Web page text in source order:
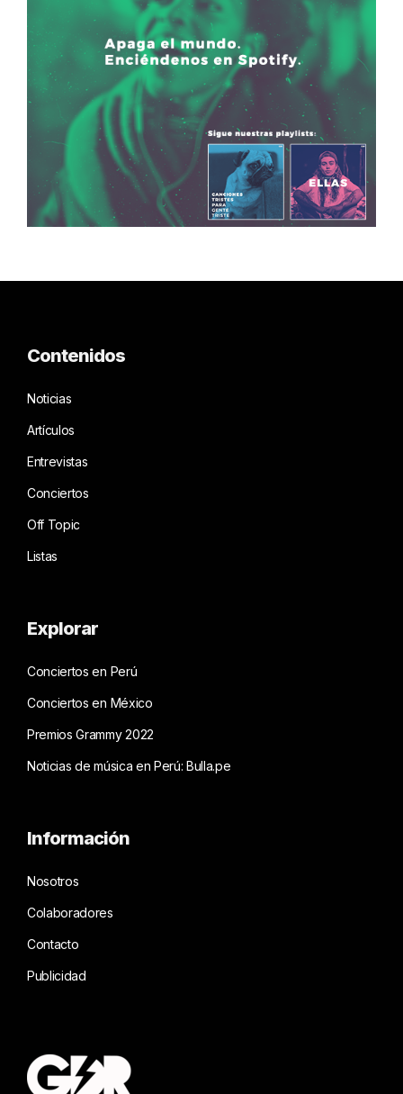
Contenidos
Noticias
Artículos
Entrevistas
Conciertos
Off Topic
Listas
Explorar
Conciertos en Perú
Conciertos en México
Premios Grammy 2022
Noticias de música en Perú: Bulla.pe
Información
Nosotros
Colaboradores
Contacto
Publicidad